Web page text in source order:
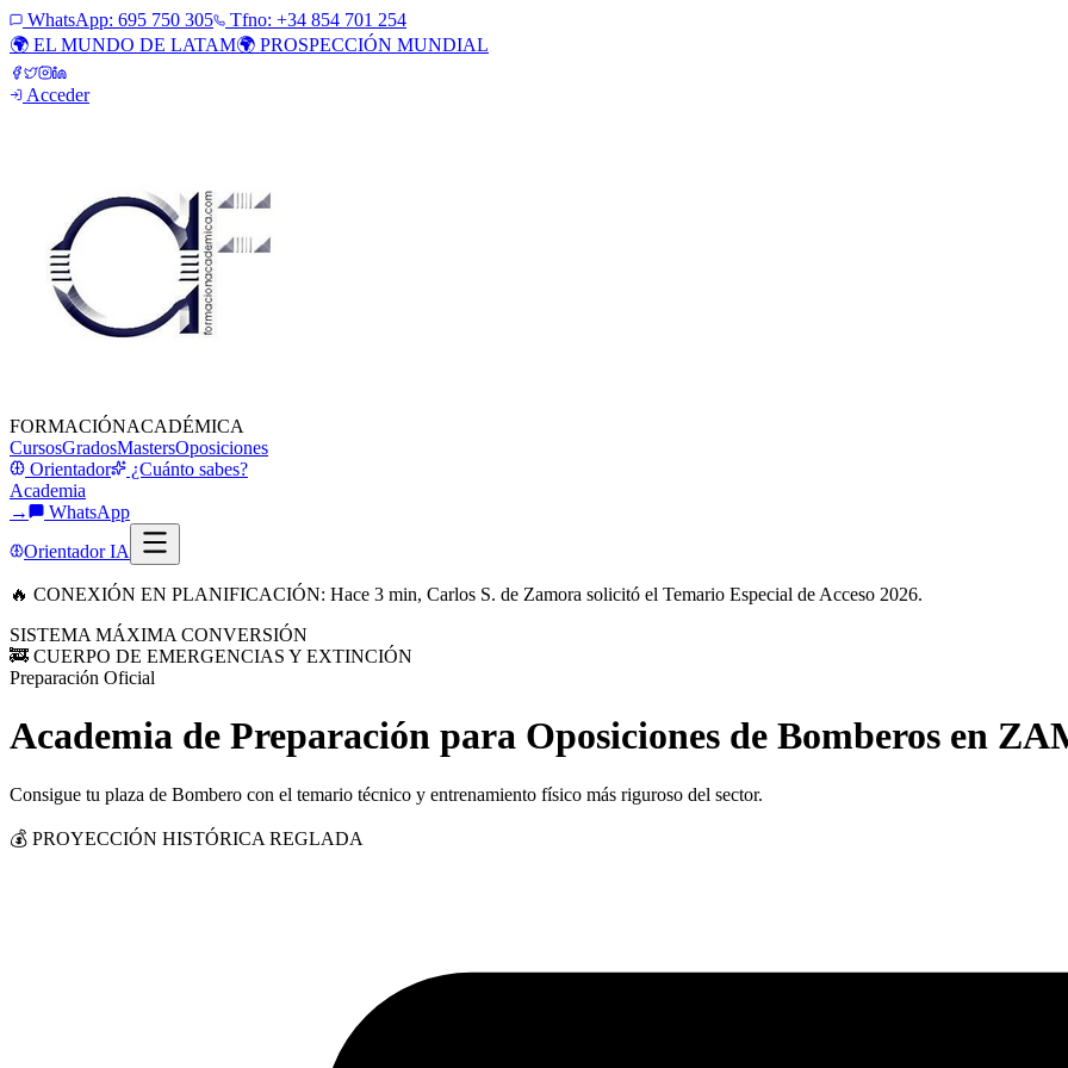
WhatsApp: 695 750 305
Tfno: +34 854 701 254
🌍 EL MUNDO DE LATAM🌍 PROSPECCIÓN MUNDIAL
Acceder
FORMACIÓNACADÉMICA
CursosGradosMastersOposiciones
Orientador
¿Cuánto sabes?
Academia
→
WhatsApp
Orientador IA
🔥 CONEXIÓN EN PLANIFICACIÓN: Hace 3 min, Carlos S. de Zamora solicitó el Temario Especial de Acceso 2026.
SISTEMA MÁXIMA CONVERSIÓN
🚒 CUERPO DE EMERGENCIAS Y EXTINCIÓN
Preparación Oficial
Academia de Preparación para Oposiciones de Bomberos en
Consigue tu plaza de Bombero con el temario técnico y entrenamiento físico más riguroso del sector.
💰 PROYECCIÓN HISTÓRICA REGLADA